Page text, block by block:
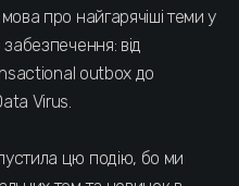
про найгарячіші теми у
забезпечення: від
outbox до
Virus.
цю подію, бо ми